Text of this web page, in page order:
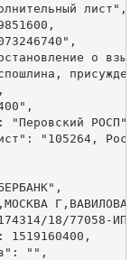
лист",
о
"Перовский РОСП",
"105264,
Г,ВАВИЛОВА
18/77058-
1519160400,
"",